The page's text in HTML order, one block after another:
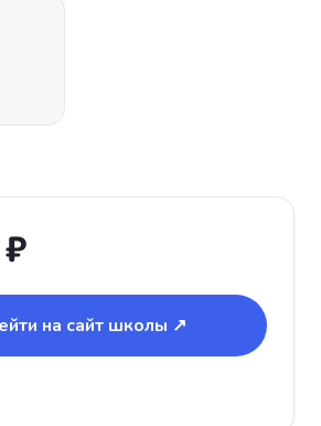
на сайт школы ↗